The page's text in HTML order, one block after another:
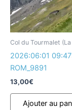
Col du Tourmalet
2026:06:01
ROM_9891
13,00€
Ajouter au